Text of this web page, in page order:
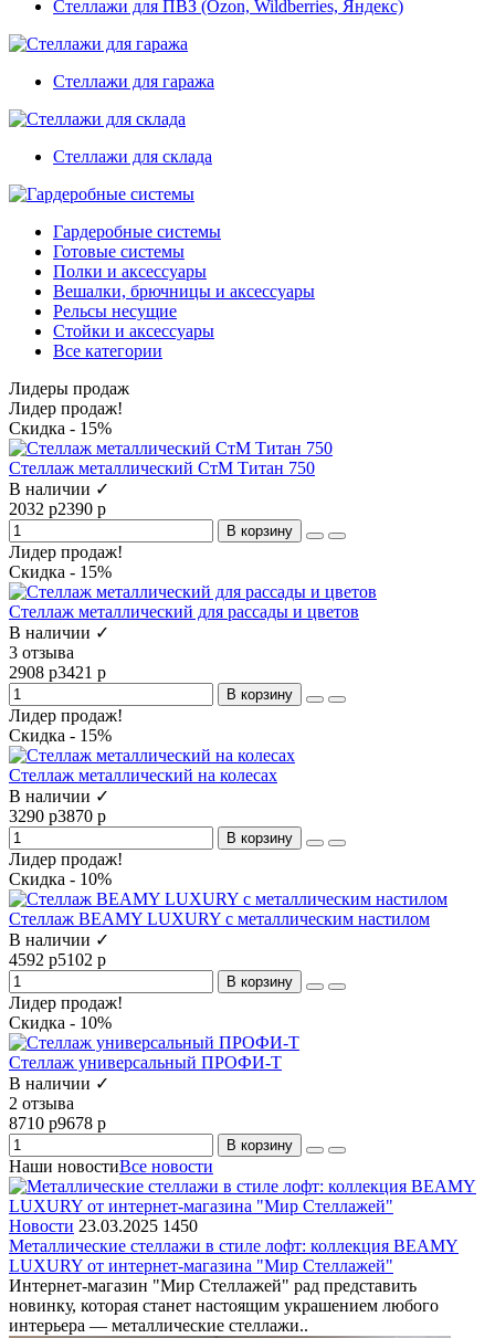
Стеллажи для ПВЗ (Ozon, Wildberries, Яндекс)
Стеллажи для гаража
Стеллажи для склада
Гардеробные системы
Готовые системы
Полки и аксессуары
Вешалки, брючницы и аксессуары
Рельсы несущие
Стойки и аксессуары
Все категории
Лидеры продаж
Лидер продаж!
Скидка - 15%
Стеллаж металлический СтМ Титан 750
В наличии ✓
2032 р2390 р
В корзину
Лидер продаж!
Скидка - 15%
Стеллаж металлический для рассады и цветов
В наличии ✓
3 отзыва
2908 р3421 р
В корзину
Лидер продаж!
Скидка - 15%
Стеллаж металлический на колесах
В наличии ✓
3290 р3870 р
В корзину
Лидер продаж!
Скидка - 10%
Стеллаж BEAMY LUXURY с металлическим настилом
В наличии ✓
4592 р5102 р
В корзину
Лидер продаж!
Скидка - 10%
Стеллаж универсальный ПРОФИ-Т
В наличии ✓
2 отзыва
8710 р9678 р
В корзину
Наши новостиВсе новости
Новости 23.03.2025 1450
Металлические стеллажи в стиле лофт: коллекция BEAMY
LUXURY от интернет-магазина "Мир Стеллажей"
Интернет-магазин "Мир Стеллажей" рад представить
новинку, которая станет настоящим украшением любого
интерьера — металлические стеллажи..